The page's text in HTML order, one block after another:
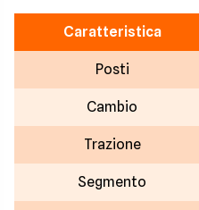
Caratteristica
Posti
Cambio
Trazione
Segmento